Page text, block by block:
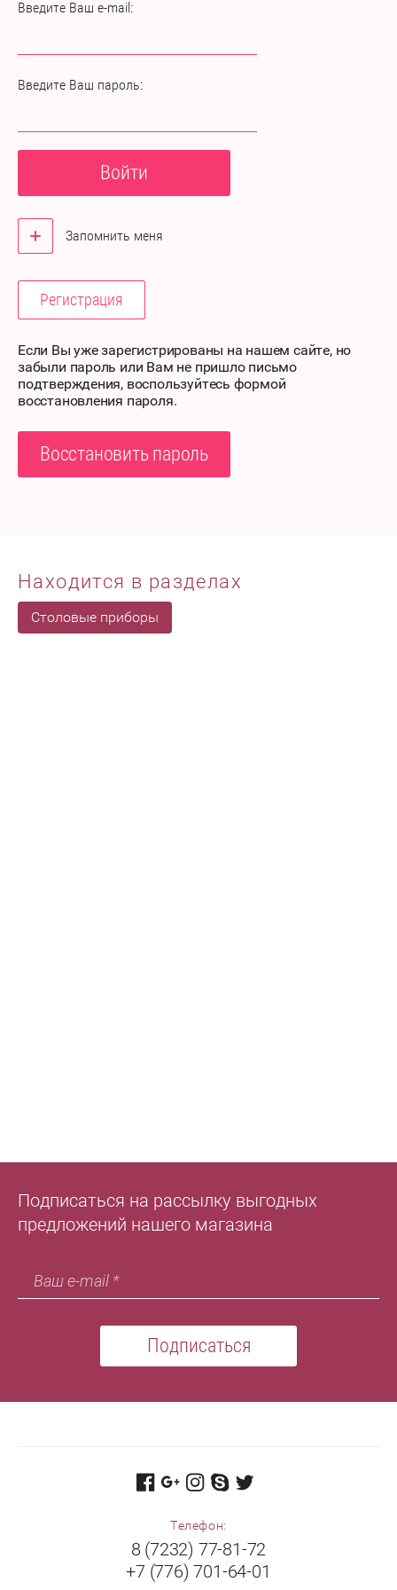
Введите Ваш e-mail:
Введите Ваш пароль:
Войти
Запомнить меня
Регистрация
Если Вы уже зарегистрированы на нашем сайте, но
забыли пароль или Вам не пришло письмо
подтверждения, воспользуйтесь формой
восстановления пароля.
Восстановить пароль
Находится в разделах
Столовые приборы
Подписаться на рассылку выгодных
предложений нашего магазина
Подписаться
Телефон:
8 (7232) 77-81-72
+7 (776) 701-64-01